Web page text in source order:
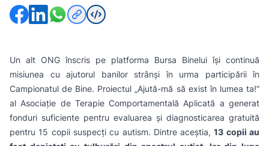
Un alt ONG înscris pe platforma Bursa Binelui își continuă
misiunea cu ajutorul banilor strânși în urma participării în
Campionatul de Bine. Proiectul „Ajută-mă să exist în lumea ta!”
al Asociație de Terapie Comportamentală Aplicată a generat
fonduri suficiente pentru evaluarea și diagnosticarea gratuită
pentru 15 copii suspecți cu autism. Dintre aceștia,13 copii au